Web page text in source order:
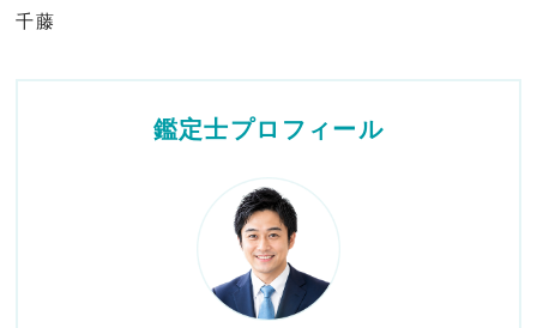
千藤
鑑定士プロフィール